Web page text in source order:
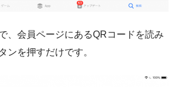
、 会員ページにあるQRコードを読み
ンを押すだけです。